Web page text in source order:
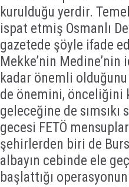
kurulduğu yerdir.
ispat etmiş Osmanlı
gazetede şöyle ifade
Mekke’nin
kadar önemli
de önemini, önceliğini
geleceğine de
gecesi FETÖ
şehirlerden biri de
albayın cebinde ele
başlattığı